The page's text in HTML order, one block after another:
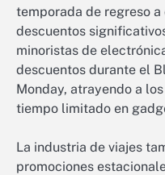
temporada de regreso
descuentos
minoristas de
descuentos durante el
Monday, atrayendo a
tiempo limitado en
La industria de viajes
promociones